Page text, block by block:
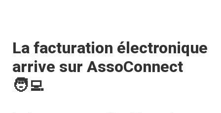
La facturation électronique
arrive sur AssoConnect
🧑‍💻